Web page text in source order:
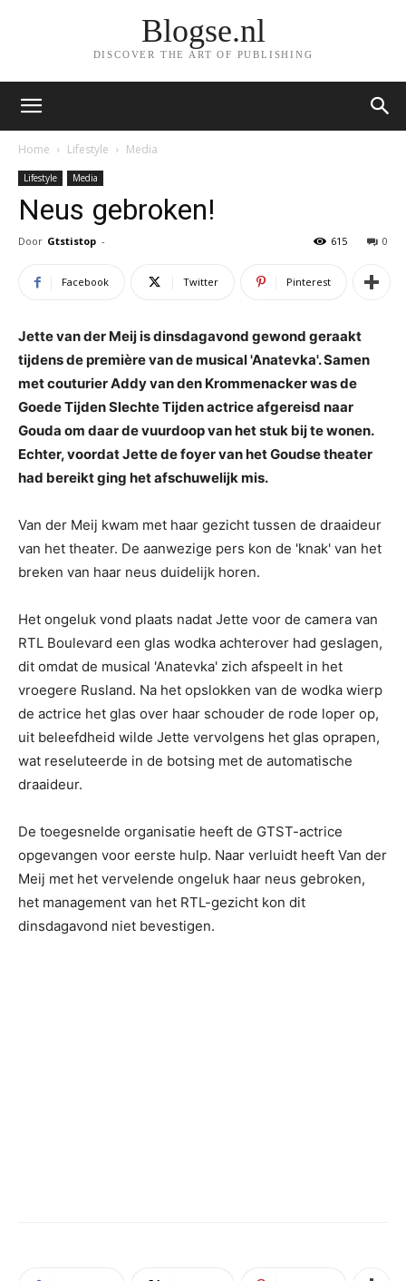
Blogse.nl
DISCOVER THE ART OF PUBLISHING
Home Lifestyle Media
Lifestyle Media
Neus gebroken!
Door Gtstistop - 0
615
Facebook Twitter Pinterest
Jette van der Meij is dinsdagavond gewond geraakt
tijdens de première van de musical 'Anatevka'. Samen
met couturier Addy van den Krommenacker was de
Goede Tijden Slechte Tijden actrice afgereisd naar
Gouda om daar de vuurdoop van het stuk bij te wonen.
Echter, voordat Jette de foyer van het Goudse theater
had bereikt ging het afschuwelijk mis.
Van der Meij kwam met haar gezicht tussen de draaideur
van het theater. De aanwezige pers kon de 'knak' van het
breken van haar neus duidelijk horen.
Het ongeluk vond plaats nadat Jette voor de camera van
RTL Boulevard een glas wodka achterover had geslagen,
dit omdat de musical 'Anatevka' zich afspeelt in het
vroegere Rusland. Na het opslokken van de wodka wierp
de actrice het glas over haar schouder de rode loper op,
uit beleefdheid wilde Jette vervolgens het glas oprapen,
wat reseluteerde in de botsing met de automatische
draaideur.
De toegesnelde organisatie heeft de GTST-actrice
opgevangen voor eerste hulp. Naar verluidt heeft Van der
Meij met het vervelende ongeluk haar neus gebroken,
het management van het RTL-gezicht kon dit
dinsdagavond niet bevestigen.